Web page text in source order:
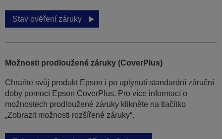
Stav ověření záruky
Možnosti prodloužené záruky (CoverPlus)
Chraňte svůj produkt Epson i po uplynutí standardní záruční
doby pomocí Epson CoverPlus. Pro více informací o
možnostech prodloužené záruky klikněte na tlačítko
„Zobrazit možnosti rozšířené záruky“.